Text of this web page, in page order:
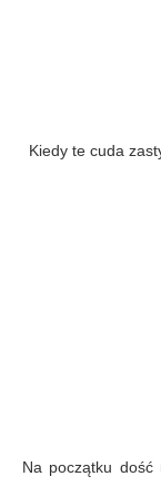
Kiedy te cuda
Na początku dość